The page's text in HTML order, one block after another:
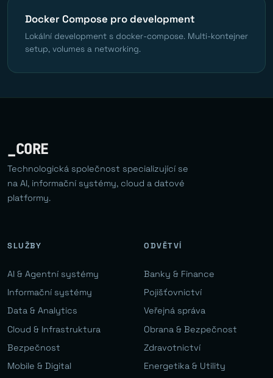
Docker Compose pro development
Lokální development s docker-compose. Multi-kontejner
setup, volumes a networking.
_CORE
Technologická společnost specializující se
na AI, informační systémy, cloud a datové
platformy.
SLUŽBY
AI & Agentní systémy
Informační systémy
Data & Analytics
Cloud & Infrastruktura
Bezpečnost
Mobile & Digital
ODVĚTVÍ
Banky & Finance
Pojišťovnictví
Veřejná správa
Obrana & Bezpečnost
Zdravotnictví
Energetika & Utility